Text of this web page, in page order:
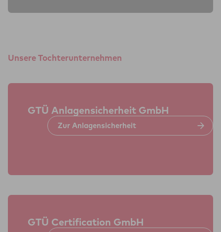
Unsere Tochterunternehmen
GTÜ Anla­gen­si­cher­heit GmbH
Zur Anla­gen­si­cher­heit
GTÜ Cer­ti­fi­ca­tion GmbH